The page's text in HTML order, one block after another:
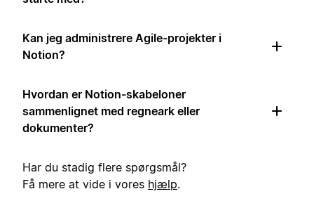
Kan jeg administrere Agile-projekter i
Notion?
Hvordan er Notion-skabeloner
sammenlignet med regneark eller
dokumenter?
Har du stadig flere spørgsmål?
Få mere at vide i vores hjælp.